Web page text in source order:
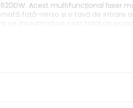
Acest multifuncțional laser
față-verso și o tavă de intrare
ce înseamnă un cost total de
consumabile Brother originale
mobil. Descărcați aplicația de